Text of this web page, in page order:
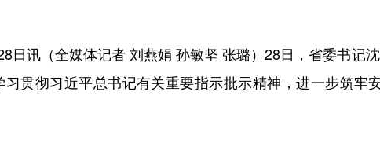
讯（全媒体记者 刘燕娟 孙敏坚 张璐）28日，省委书记
贯彻习近平总书记有关重要指示批示精神，进一步筑